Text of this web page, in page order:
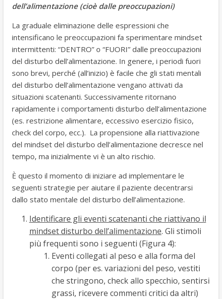
dell’alimentazione (cioè dalle preoccupazioni)
La graduale eliminazione delle espressioni che
intensificano le preoccupazioni fa sperimentare mindset
intermittenti: “DENTRO” o “FUORI” dalle preoccupazioni
del disturbo dell’alimentazione. In genere, i periodi fuori
sono brevi, perché (all’inizio) è facile che gli stati mentali
del disturbo dell’alimentazione vengano attivati da
situazioni scatenanti. Successivamente ritornano
rapidamente i comportamenti disturbo dell’alimentazione
(es. restrizione alimentare, eccessivo esercizio fisico,
check del corpo, ecc.). La propensione alla riattivazione
del mindset del disturbo dell’alimentazione decresce nel
tempo, ma inizialmente vi è un alto rischio.
È questo il momento di iniziare ad implementare le
seguenti strategie per aiutare il paziente decentrarsi
dallo stato mentale del disturbo dell’alimentazione.
Identificare gli eventi scatenanti che riattivano il
mindset disturbo dell’alimentazione. Gli stimoli
più frequenti sono i seguenti (Figura 4):
Eventi collegati al peso e alla forma del
corpo (per es. variazioni del peso, vestiti
che stringono, check allo specchio, sentirsi
grassi, ricevere commenti critici da altri)